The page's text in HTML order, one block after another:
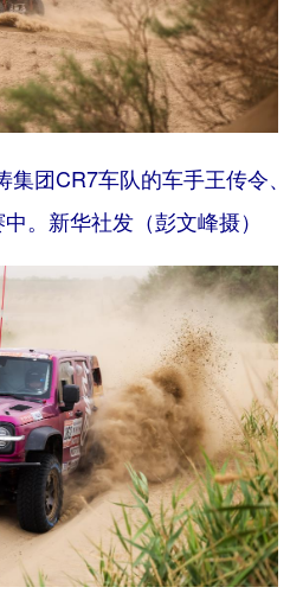
团CR7车队的车手王传令、
。 新华社发（彭文峰摄）